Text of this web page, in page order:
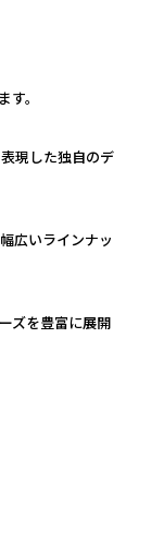
。
現した独自のデ
広いラインナッ
ズを豊富に展開